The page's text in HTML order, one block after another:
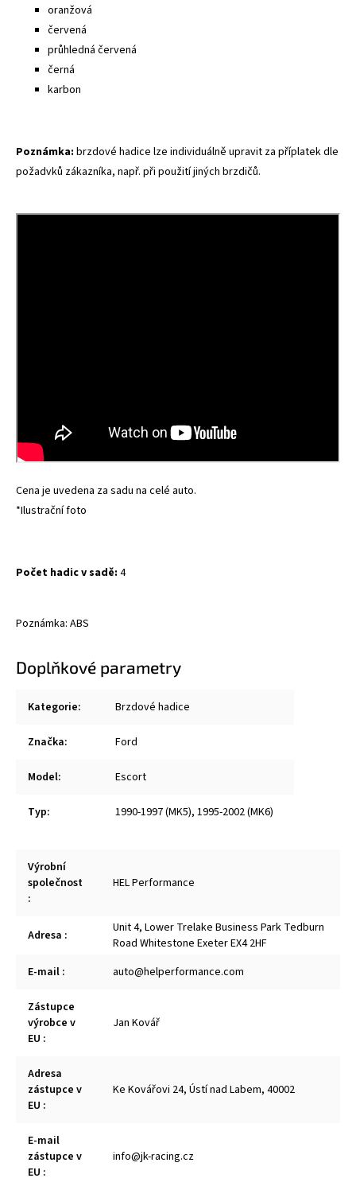
oranžová
červená
průhledná červená
černá
karbon
Poznámka: brzdové hadice lze individuálně upravit za příplatek dle
požadvků zákazníka, např. při použití jiných brzdičů.
Cena je uvedena za sadu na celé auto.
*Ilustrační foto
Počet hadic v sadě: 4
Poznámka: ABS
Doplňkové parametry
Kategorie: Brzdové hadice
Značka: Ford
Model: Escort
Typ: 1990-1997 (MK5), 1995-2002 (MK6)
Výrobní
společnost
:
HEL Performance
Adresa :
Unit 4, Lower Trelake Business Park Tedburn
Road Whitestone Exeter EX4 2HF
E-mail : auto@helperformance.com
Zástupce
výrobce v
EU :
Jan Kovář
Adresa
zástupce v
EU :
Ke Kovářovi 24, Ústí nad Labem, 40002
E-mail
zástupce v
EU :
info@jk-racing.cz